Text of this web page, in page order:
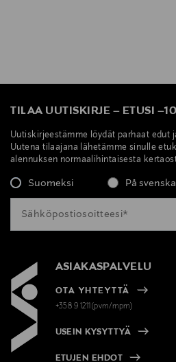
TILAA UUTISKIRJE – ETUSI –
Uutiskirjeestämme löydät parhaat edut
Uutena tilaajana lähetämme sinulle
alennuksen normaalihintaisesta
Suomeksi På svenska
ASIAKASPALVELU
OTA YHTEYTTÄ
+358 9 1211(pvm/mpm)
USEIN KYSYTTYÄ
ETUJEN EHDOT